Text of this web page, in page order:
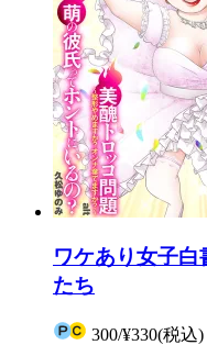
ワケあり女子
たち
300/¥330(税込)